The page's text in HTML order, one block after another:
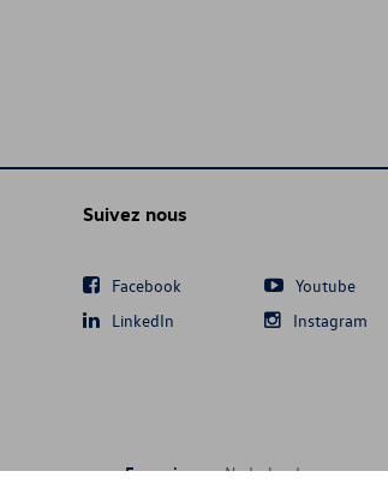
Suivez nous
Facebook
Youtube
LinkedIn
Instagram
Français
Nederlands